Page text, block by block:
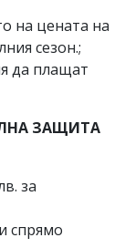
на цената на
сезон.;
да плащат
ЗАЩИТА
за
спрямо